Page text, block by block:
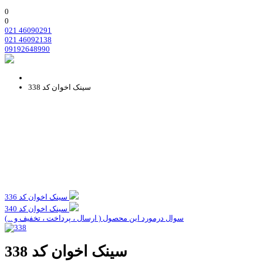
0
0
021 46090291
021 46092138
09192648990
سینک اخوان کد 338
سینک اخوان کد 336
سینک اخوان کد 340
سوال درمورد این محصول ( ارسال ، پرداخت ، تخفیف و ...)
سینک اخوان کد 338